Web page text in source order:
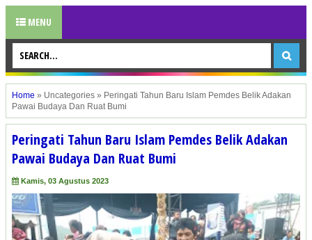
MENU
Home » Uncategories » Peringati Tahun Baru Islam Pemdes Belik Adakan
Pawai Budaya Dan Ruat Bumi
Peringati Tahun Baru Islam Pemdes Belik Adakan
Pawai Budaya Dan Ruat Bumi
Kamis, 03 Agustus 2023